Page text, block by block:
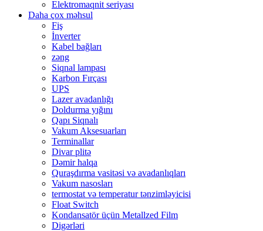
Elektromaqnit seriyası
Daha çox məhsul
Fiş
İnverter
Kabel bağları
zəng
Siqnal lampası
Karbon Fırçası
UPS
Lazer avadanlığı
Doldurma yığını
Qapı Siqnalı
Vakum Aksesuarları
Terminallar
Divar plitə
Dəmir halqa
Quraşdırma vasitəsi və avadanlıqları
Vakum nasosları
termostat və temperatur tənzimləyicisi
Float Switch
Kondansatör üçün Metallzed Film
Digərləri